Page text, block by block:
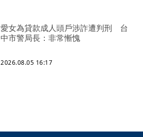
愛女為貸款成人頭戶涉詐遭判刑 台
中市警局長：非常慚愧
2026.08.05 16:17